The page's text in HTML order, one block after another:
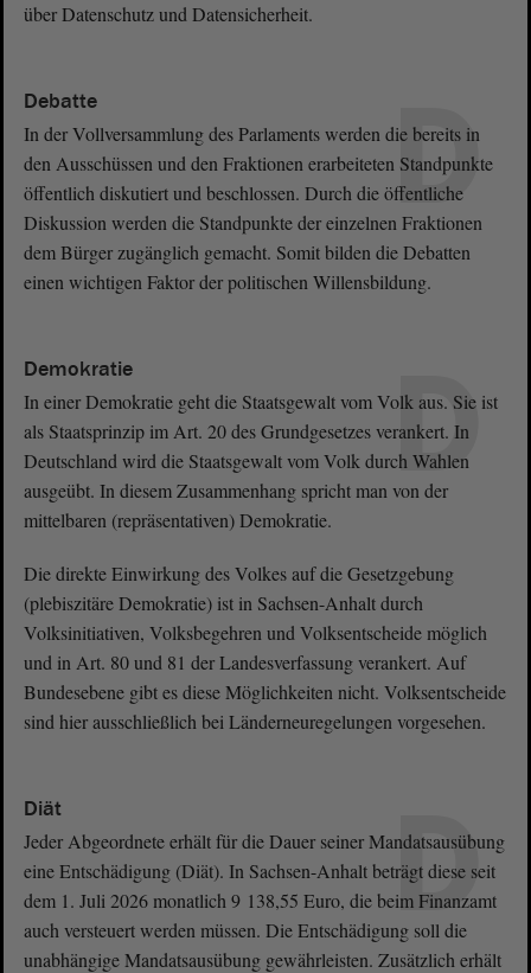
über Datenschutz und Datensicherheit.
D
Debatte
In der Vollversammlung des Parlaments werden die bereits in
den Ausschüssen und den Fraktionen erarbeiteten Standpunkte
öffentlich diskutiert und beschlossen. Durch die öffentliche
Diskussion werden die Standpunkte der einzelnen Fraktionen
dem Bürger zugänglich gemacht. Somit bilden die Debatten
einen wichtigen Faktor der politischen Willensbildung.
D
Demokratie
In einer Demokratie geht die Staatsgewalt vom Volk aus. Sie ist
als Staatsprinzip im Art. 20 des Grundgesetzes verankert. In
Deutschland wird die Staatsgewalt vom Volk durch Wahlen
ausgeübt. In diesem Zusammenhang spricht man von der
mittelbaren (repräsentativen) Demokratie.
Die direkte Einwirkung des Volkes auf die Gesetzgebung
(plebiszitäre Demokratie) ist in Sachsen-Anhalt durch
Volksinitiativen, Volksbegehren und Volksentscheide möglich
und in Art. 80 und 81 der Landesverfassung verankert. Auf
Bundesebene gibt es diese Möglichkeiten nicht. Volksentscheide
sind hier ausschließlich bei Länderneuregelungen vorgesehen.
D
Diät
Jeder Abgeordnete erhält für die Dauer seiner Mandatsausübung
eine Entschädigung (Diät). In Sachsen-Anhalt beträgt diese seit
dem 1. Juli 2026 monatlich 9 138,55 Euro, die beim Finanzamt
auch versteuert werden müssen. Die Entschädigung soll die
unabhängige Mandatsausübung gewährleisten. Zusätzlich erhält